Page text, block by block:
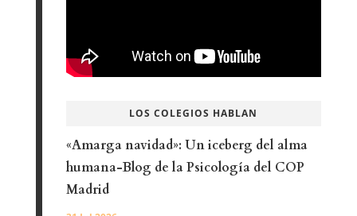
LOS COLEGIOS HABLAN
«Amarga navidad»: Un iceberg del alma
humana-Blog de la Psicología del COP
Madrid